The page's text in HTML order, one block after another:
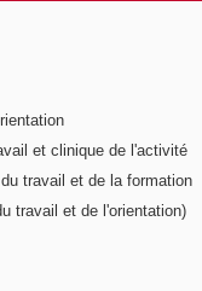
et clinique de l'activité
travail et de la formation
travail et de l'orientation)